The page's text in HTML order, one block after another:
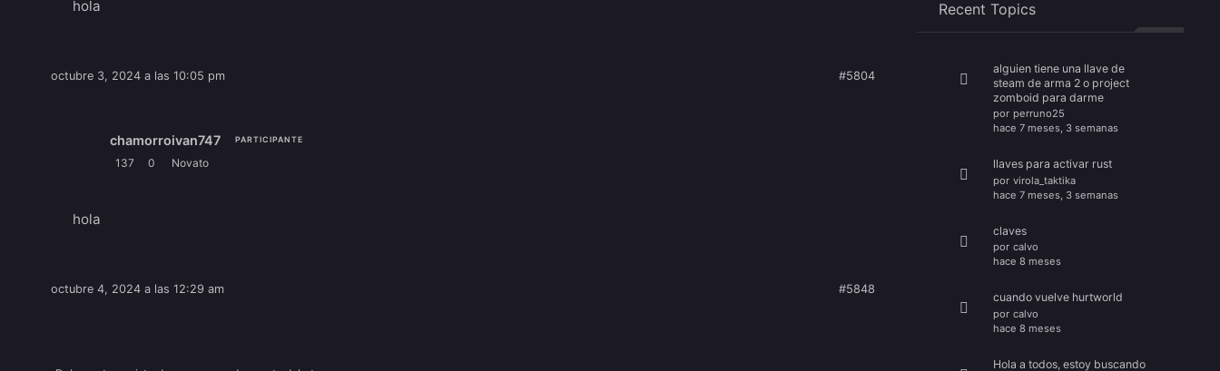
hola
octubre 3, 2024 a las 10:05 pm #5804
chamorroivan747 PARTICIPANTE
137 0 Novato
hola
octubre 4, 2024 a las 12:29 am #5848
Recent Topics
alguien tiene una llave de
steam de arma 2 o project
zomboid para darme
por perruno25
hace 7 meses, 3 semanas
llaves para activar rust
por virola_taktika
hace 7 meses, 3 semanas
claves
por calvo
hace 8 meses
cuando vuelve hurtworld
por calvo
hace 8 meses
Hola a todos, estoy buscando